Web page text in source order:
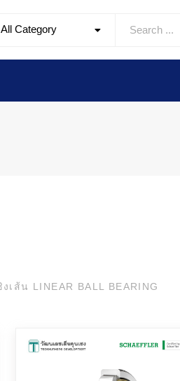
All Category
ส้น LINEAR BALL BEARING